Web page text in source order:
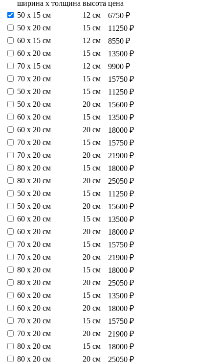
ширина х толщина высота цена
50 х 15 см
12 см
6750 ₽
50 х 20 см
15 см
11250 ₽
60 х 15 см
12 см
8550 ₽
60 х 20 см
15 см
13500 ₽
70 х 15 см
12 см
9900 ₽
70 х 20 см
15 см
15750 ₽
50 х 20 см
15 см
11250 ₽
50 х 20 см
20 см
15600 ₽
60 х 20 см
15 см
13500 ₽
60 х 20 см
20 см
18000 ₽
70 х 20 см
15 см
15750 ₽
70 х 20 см
20 см
21900 ₽
80 х 20 см
15 см
18000 ₽
80 х 20 см
20 см
25050 ₽
50 х 20 см
15 см
11250 ₽
50 х 20 см
20 см
15600 ₽
60 х 20 см
15 см
13500 ₽
60 х 20 см
20 см
18000 ₽
70 х 20 см
15 см
15750 ₽
70 х 20 см
20 см
21900 ₽
80 х 20 см
15 см
18000 ₽
80 х 20 см
20 см
25050 ₽
60 х 20 см
15 см
13500 ₽
60 х 20 см
20 см
18000 ₽
70 х 20 см
15 см
15750 ₽
70 х 20 см
20 см
21900 ₽
80 х 20 см
15 см
18000 ₽
80 х 20 см
20 см
25050 ₽